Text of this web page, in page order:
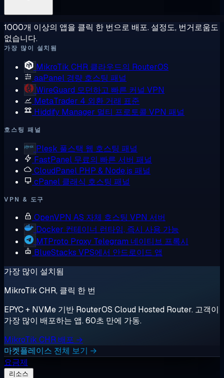
1000개 이상의 앱을 클릭 한 번으로 배포. 설정도, 번거로움도
없습니다.
가장 많이 설치됨
MikroTik CHR 클라우드의 RouterOS
aaPanel 경량 호스팅 패널
WireGuard 모던하고 빠른 커널 VPN
MetaTrader 4 외환 거래 표준
Hiddify Manager 멀티 프로토콜 VPN 패널
호스팅 패널
Plesk 풀스택 웹 호스팅 패널
FastPanel 무료의 빠른 서버 패널
CloudPanel PHP & Node.js 패널
cPanel 클래식 호스팅 패널
VPN & 도구
OpenVPN AS 자체 호스팅 VPN 서버
Docker 컨테이너 런타임, 즉시 사용 가능
MTProto Proxy Telegram 네이티브 프록시
BlueStacks VPS에서 안드로이드 앱
가장 많이 설치됨
MikroTik CHR, 클릭 한 번
EPYC + NVMe 기반 RouterOS Cloud Hosted Router. 고객이
가장 많이 배포하는 앱. 60초 만에 가동.
MikroTik CHR 배포 →
마켓플레이스 전체 보기 →
요금제